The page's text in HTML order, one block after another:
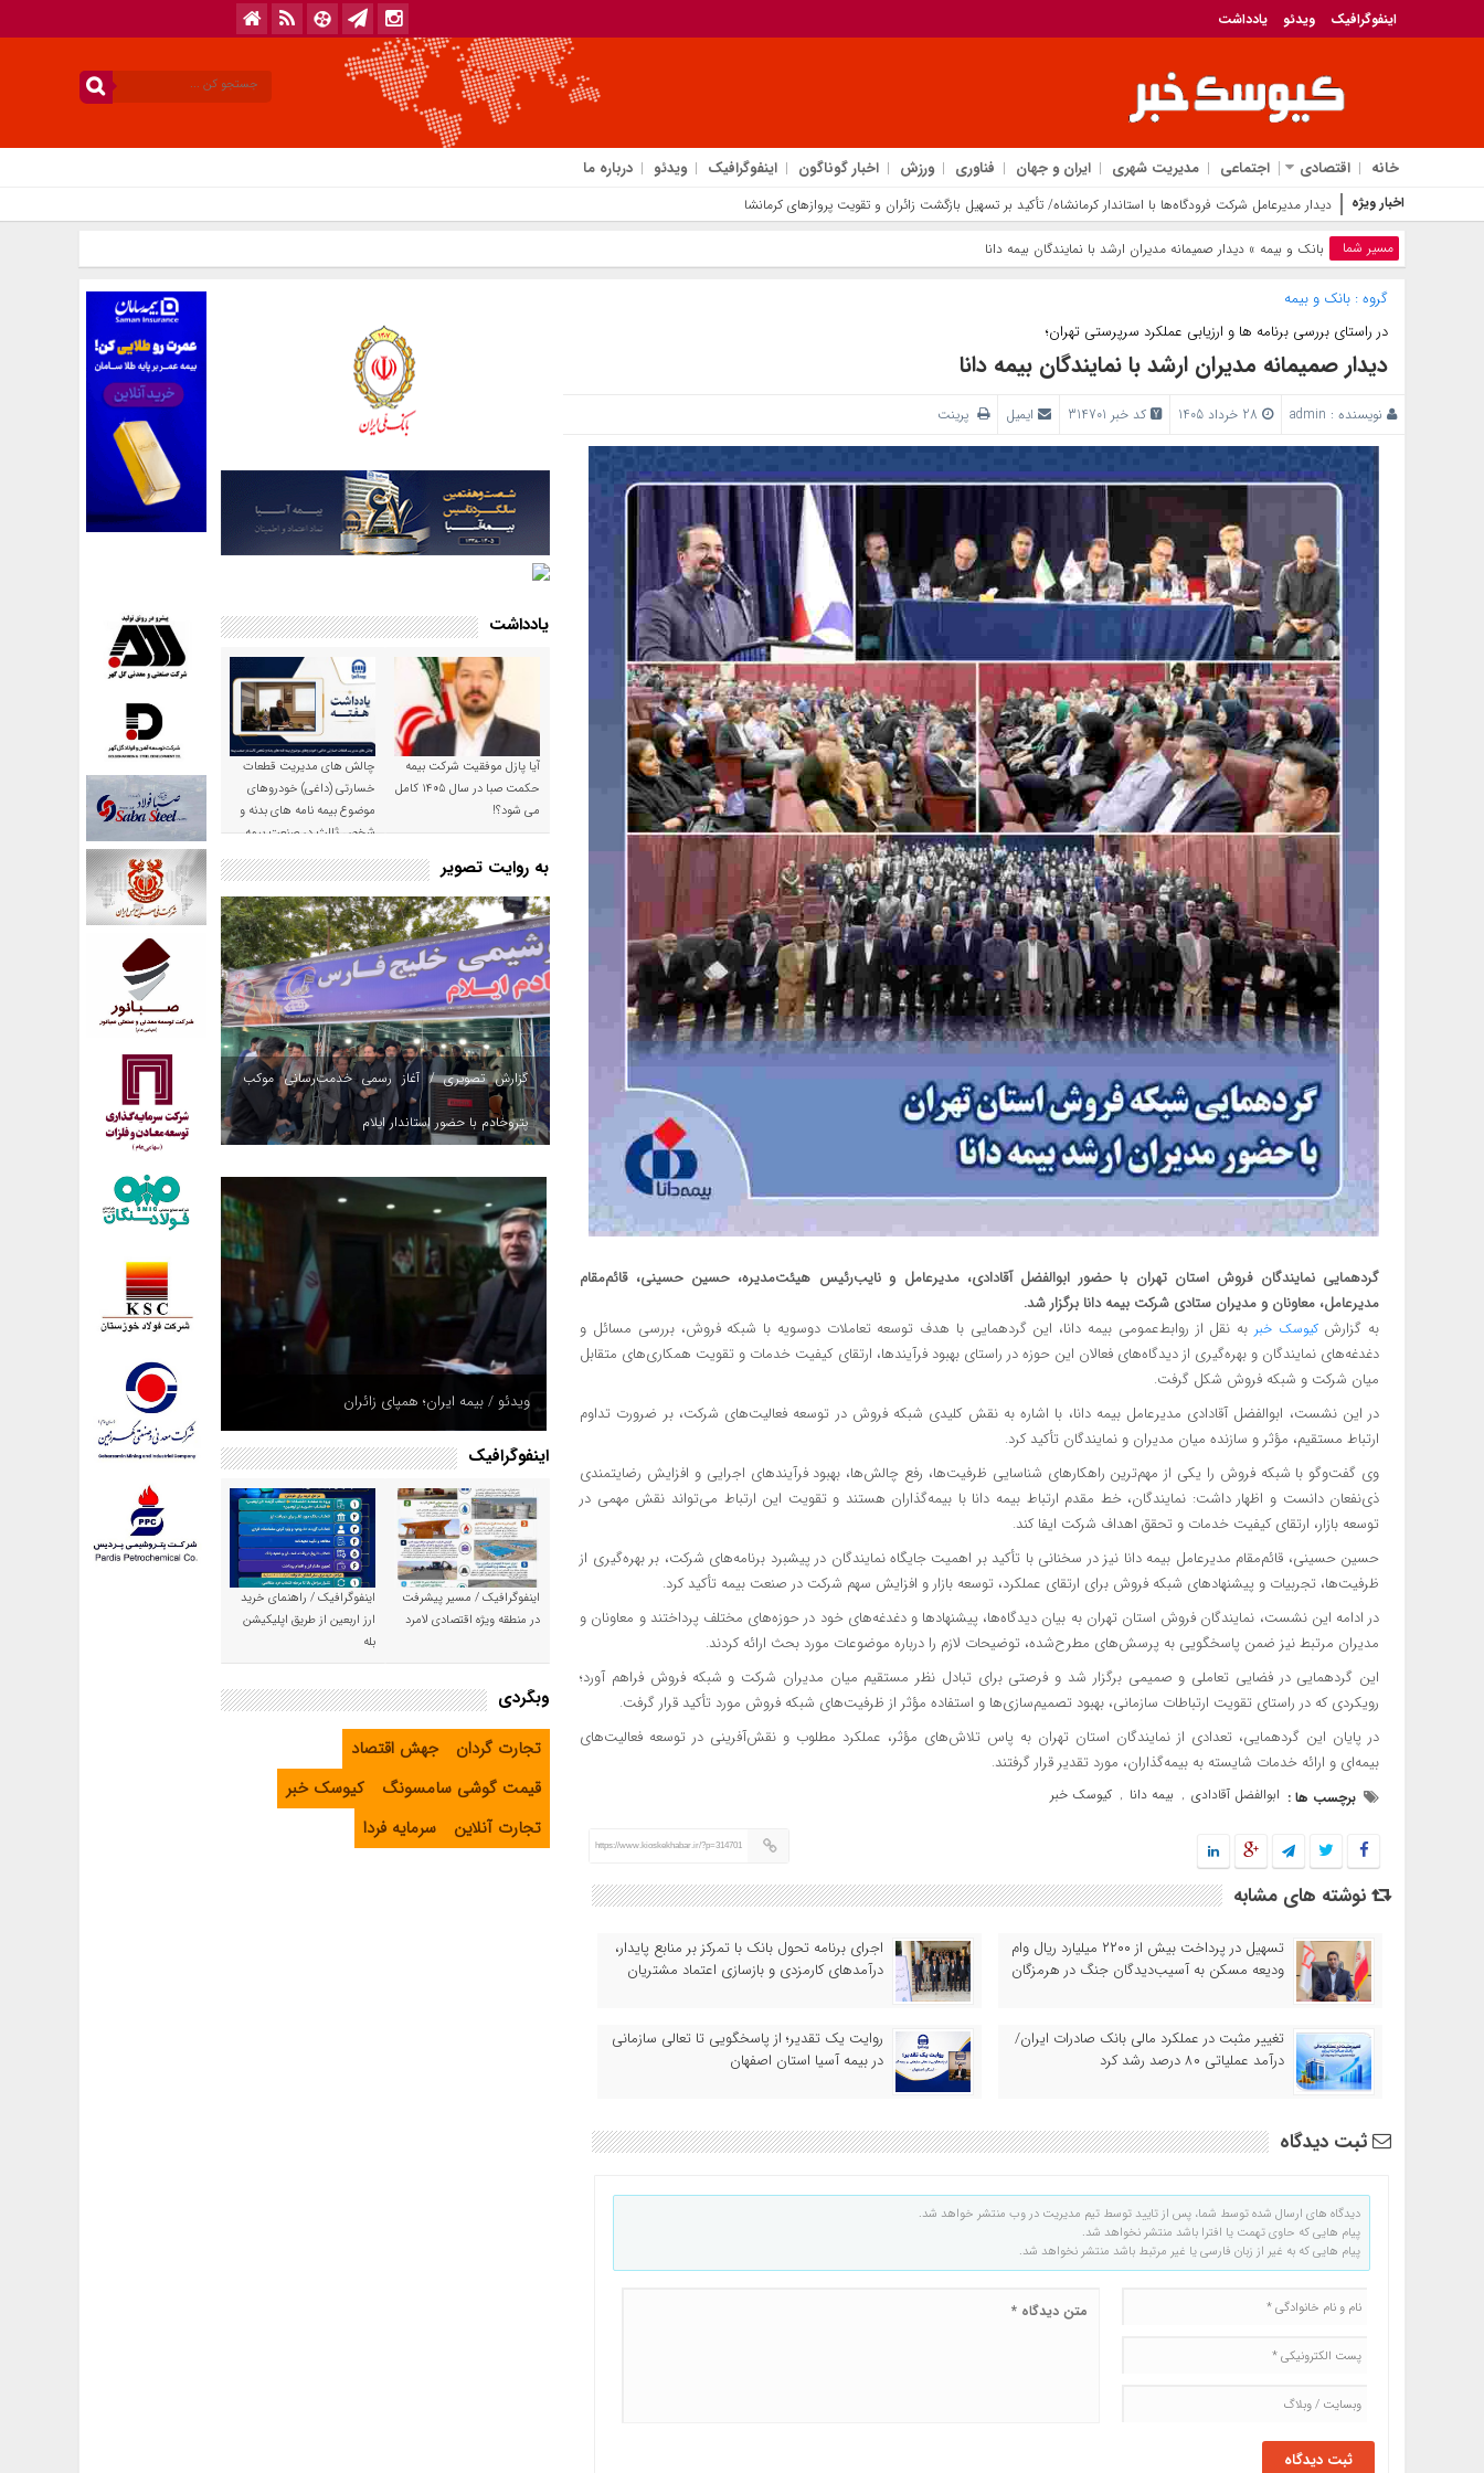
اینفوگرافیک ویدئو یادداشت
خانه اقتصادی اجتماعی مدیریت شهری ایران و جهان فناوری ورزش اخبار گوناگون اینفوگرافیک ویدئو درباره ما
اخبار ویژه دیدار مدیرعامل شرکت فرودگاه‌ها با استاندار کرمانشاه/ تأکید بر تسهیل بازگشت زائران و تقویت پروازهای کرمانشاه
مسیر شما بانک‌ و بیمه » دیدار صمیمانه مدیران ارشد با نمایندگان بیمه دانا
گروه :بانک‌ و بیمه
در راستای بررسی برنامه ها و ارزیابی عملکرد سرپرستی تهران؛
دیدار صمیمانه مدیران ارشد با نمایندگان بیمه دانا
نویسنده : admin کد خبر 314701 ایمیل پرینت
گردهمایی نمایندگان فروش استان تهران با حضور ابوالفضل آقادادی، مدیرعامل و نایب‌رئیس هیئت‌مدیره، حسین حسینی، قائم‌مقام
مدیرعامل، معاونان و مدیران ستادی شرکت بیمه دانا برگزار شد.
به گزارشکیوسک خبر به نقل از روابط‌عمومی بیمه دانا، این گردهمایی با هدف توسعه تعاملات دوسویه با شبکه فروش، بررسی مسائل و
دغدغه‌های نمایندگان و بهره‌گیری از دیدگاه‌های فعالان این حوزه در راستای بهبود فرآیندها، ارتقای کیفیت خدمات و تقویت همکاری‌های متقابل
میان شرکت و شبکه فروش شکل گرفت.
در این نشست، ابوالفضل آقادادی مدیرعامل بیمه دانا، با اشاره به نقش کلیدی شبکه فروش در توسعه فعالیت‌های شرکت، بر ضرورت تداوم
ارتباط مستقیم، مؤثر و سازنده میان مدیران و نمایندگان تأکید کرد.
وی گفت‌وگو با شبکه فروش را یکی از مهم‌ترین راهکارهای شناسایی ظرفیت‌ها، رفع چالش‌ها، بهبود فرآیندهای اجرایی و افزایش رضایتمندی
ذی‌نفعان دانست و اظهار داشت: نمایندگان، خط مقدم ارتباط بیمه دانا با بیمه‌گذاران هستند و تقویت این ارتباط می‌تواند نقش مهمی در
توسعه بازار، ارتقای کیفیت خدمات و تحقق اهداف شرکت ایفا کند.
حسین حسینی، قائم‌مقام مدیرعامل بیمه دانا نیز در سخنانی با تأکید بر اهمیت جایگاه نمایندگان در پیشبرد برنامه‌های شرکت، بر بهره‌گیری از
ظرفیت‌ها، تجربیات و پیشنهادهای شبکه فروش برای ارتقای عملکرد، توسعه بازار و افزایش سهم شرکت در صنعت بیمه تأکید کرد.
در ادامه این نشست، نمایندگان فروش استان تهران به بیان دیدگاه‌ها، پیشنهادها و دغدغه‌های خود در حوزه‌های مختلف پرداختند و معاونان و
مدیران مرتبط نیز ضمن پاسخگویی به پرسش‌های مطرح‌شده، توضیحات لازم را درباره موضوعات مورد بحث ارائه کردند.
این گردهمایی در فضایی تعاملی و صمیمی برگزار شد و فرصتی برای تبادل نظر مستقیم میان مدیران شرکت و شبکه فروش فراهم آورد؛
رویکردی که در راستای تقویت ارتباطات سازمانی، بهبود تصمیم‌سازی‌ها و استفاده مؤثر از ظرفیت‌های شبکه فروش مورد تأکید قرار گرفت.
در پایان این گردهمایی، تعدادی از نمایندگان استان تهران به پاس تلاش‌های مؤثر، عملکرد مطلوب و نقش‌آفرینی در توسعه فعالیت‌های
بیمه‌ای و ارائه خدمات شایسته به بیمه‌گذاران، مورد تقدیر قرار گرفتند.
برچسب ها : ابوالفضل آقادادی , بیمه دانا , کیوسک خبر
https://www.kioskekhabar.ir/?p=314701
نوشته های مشابه
تسهیل در پرداخت بیش از ۲۲۰۰ میلیارد ریال وام
ودیعه مسکن به آسیب‌دیدگان جنگ در هرمزگان
اجرای برنامه تحول بانک با تمرکز بر منابع پایدار،
درآمدهای کارمزدی و بازسازی اعتماد مشتریان
تغییر مثبت در عملکرد مالی بانک صادرات ایران/
درآمد عملیاتی ۸۰ درصد رشد کرد
روایت یک تقدیر؛ از پاسخگویی تا تعالی سازمانی
در بیمه آسیا استان اصفهان
ثبت دیدگاه
دیدگاه های ارسال شده توسط شما، پس از تایید توسط تیم مدیریت در وب منتشر خواهد شد.
پیام هایی که حاوی تهمت یا افترا باشد منتشر نخواهد شد.
پیام هایی که به غیر از زبان فارسی یا غیر مرتبط باشد منتشر نخواهد شد.
یادداشت
آیا پازل موفقیت شرکت بیمه
حکمت صبا در سال ۱۴۰۵ کامل
می شود؟!
چالش های مدیریت قطعات
خسارتی (داغی) خودروهای
موضوع بیمه نامه های بدنه و
شخص ثالث در صنعت بیمه
به روایت تصویر
گزارش تصویری / آغاز رسمی خدمت‌رسانی موکب
پتروخادم با حضور استاندار ایلام
ویدئو / بیمه ایران؛ همپای زائران
اینفوگرافیک
اینفوگرافیک / مسیر پیشرفت
در منطقه ویژه اقتصادی لامرد
اینفوگرافیک / راهنمای خرید
ارز اربعین از طریق اپلیکیشن
بله
وبگردی
تجارت گردان
جهش اقتصاد
قیمت گوشی سامسونگ
کیوسک خبر
تجارت آنلاین
سرمایه فردا